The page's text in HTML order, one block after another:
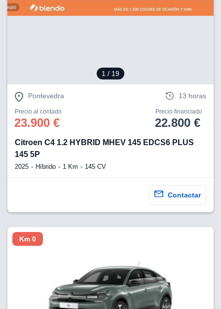
1 / 19
Pontevedra 13 horas
Precio al contado
23.900 €
Precio financiado
22.800 €
Citroen C4 1.2 HYBRID MHEV 145 EDCS6 PLUS
145 5P
2025 Híbrido 1 Km 145 CV
Contactar
Km 0